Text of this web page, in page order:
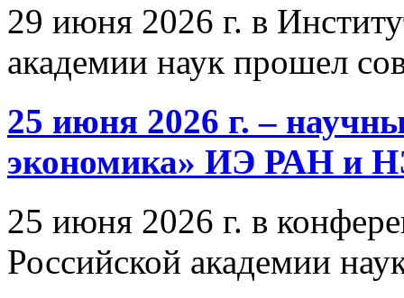
29 июня 2026 г. в
академии наук прошел
25 июня 2026 г. –
экономика» ИЭ РАН и
25 июня 2026 г. в
Российской академии